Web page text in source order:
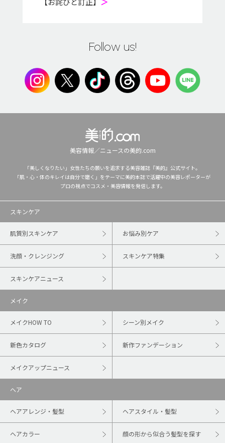
Follow us!
美容情報／ニュースの美的.com
「美しくなりたい」女性たちの願いを追求する美容雑誌『美的』公式サイト。
「肌・心・体のキレイは自分で磨く」をテーマに美的本誌で活躍中の美容レポーターが
プロの視点でコスメ・美容情報を発信します。
スキンケア
肌質別スキンケア お悩み別ケア
洗顔・クレンジング スキンケア特集
スキンケアニュース
メイク
メイクHOW TO シーン別メイク
新色カタログ 新作ファンデーション
メイクアップニュース
ヘア
ヘアアレンジ・髪型 ヘアスタイル・髪型
ヘアカラー 顔の形から似合う髪型を探す